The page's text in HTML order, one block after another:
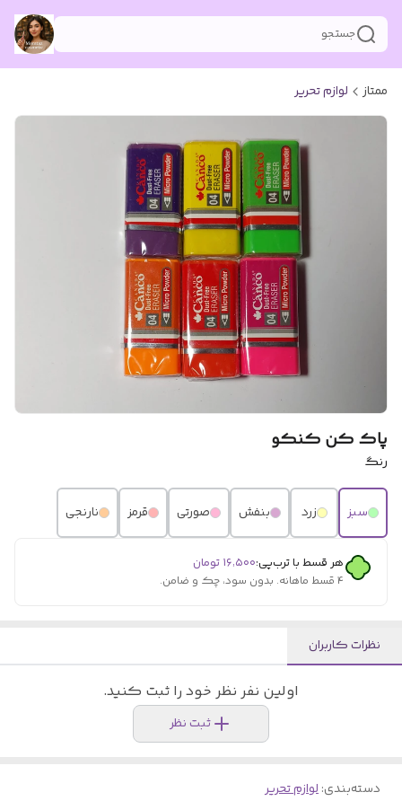
جستجو
ممتاز لوازم تحریر
پاک کن کنکو
رنگ
سبز زرد بنفش صورتی قرمز نارنجی
هر قسط با ترب‌پی:۱۶٬۵۰۰ تومان
۴ قسط ماهانه. بدون سود، چک و ضامن.
نظرات کاربران
اولین نفر نظر خود را ثبت کنید.
ثبت نظر
دسته‌بندی:لوازم تحریر